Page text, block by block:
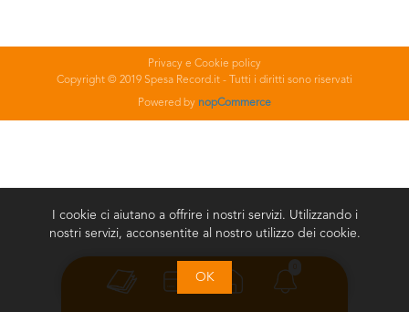
Privacy e Cookie policy
Copyright © 2019 Spesa Record.it - Tutti i diritti sono riservati
Powered by nopCommerce
I cookie ci aiutano a offrire i nostri servizi. Utilizzando i
nostri servizi, acconsentite al nostro utilizzo dei cookie.
OK